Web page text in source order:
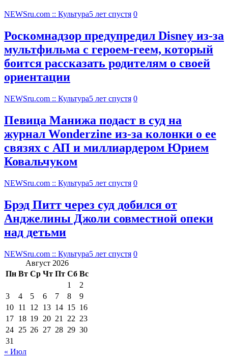
NEWSru.com :: Культура5 лет спустя 0
Роскомнадзор предупредил Disney из-за
мультфильма c героем-геем, который
боится рассказать родителям о своей
ориентации
NEWSru.com :: Культура5 лет спустя 0
Певица Манижа подаст в суд на
журнал Wonderzine из-за колонки о ее
связях с АП и миллиардером Юрием
Ковальчуком
NEWSru.com :: Культура5 лет спустя 0
Брэд Питт через суд добился от
Анджелины Джоли совместной опеки
над детьми
NEWSru.com :: Культура5 лет спустя 0
Август 2026
Пн Вт Ср Чт Пт Сб Вс
1
2
3
4 5 6 7 8
9
10 11 12 13 14 15 16
17 18 19 20 21 22 23
24 25 26 27 28 29 30
31
« Июл